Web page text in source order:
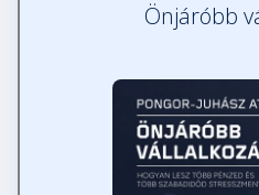
Önjáróbb